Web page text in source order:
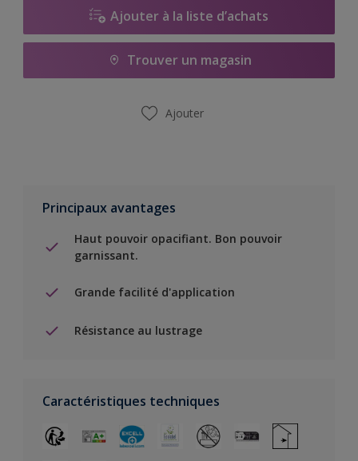
Ajouter à la liste d’achats
Trouver un magasin
Ajouter
Principaux avantages
Haut pouvoir opacifiant. Bon pouvoir
garnissant.
Grande facilité d'application
Résistance au lustrage
Caractéristiques techniques